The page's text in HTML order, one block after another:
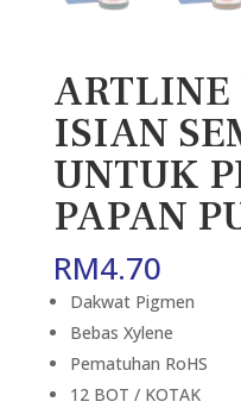
ISIAN
UNTUK
PAPAN
RM4.70
Dakwat Pigmen
Bebas Xylene
Pematuhan RoHS
12 BOT / KOTAK